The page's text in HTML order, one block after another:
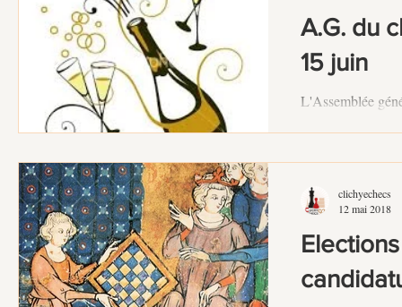
A.G. du
15 juin
L'Assemblée
clichyechecs
12 mai 2018